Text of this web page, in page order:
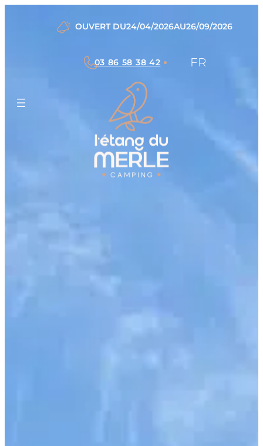
OUVERT DU24/04/2026AU26/09/2026
03 86 58 38 42 FR
Lire la suite:
Étang
Lire la suite:
Nos